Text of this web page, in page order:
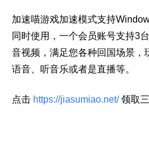
加速喵游戏加速模式支持
同时使用，一个会员账号支持3
音视频，满足您各种回国场景，
语音、听音乐或者是直播等。
点击 https://jiasumiao.net/领取